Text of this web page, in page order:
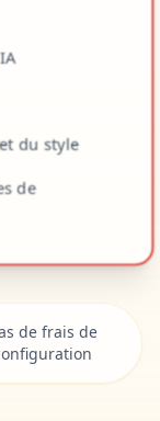
du style
de
de frais de